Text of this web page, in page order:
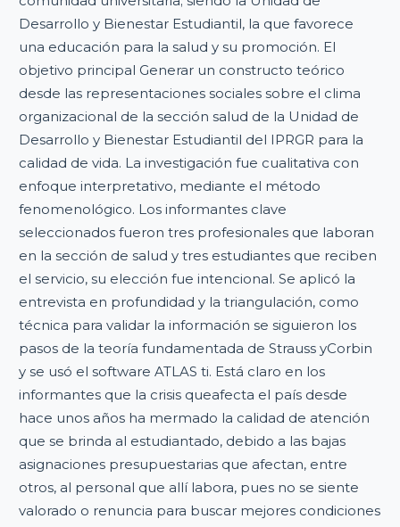
Desarrollo y Bienestar Estudiantil, la que favorece
una educación para la salud y su promoción. El
objetivo principal Generar un constructo teórico
desde las representaciones sociales sobre el clima
organizacional de la sección salud de la Unidad de
Desarrollo y Bienestar Estudiantil del IPRGR para la
calidad de vida. La investigación fue cualitativa con
enfoque interpretativo, mediante el método
fenomenológico. Los informantes clave
seleccionados fueron tres profesionales que laboran
en la sección de salud y tres estudiantes que reciben
el servicio, su elección fue intencional. Se aplicó la
entrevista en profundidad y la triangulación, como
técnica para validar la información se siguieron los
pasos de la teoría fundamentada de Strauss yCorbin
y se usó el software ATLAS ti. Está claro en los
informantes que la crisis queafecta el país desde
hace unos años ha mermado la calidad de atención
que se brinda al estudiantado, debido a las bajas
asignaciones presupuestarias que afectan, entre
otros, al personal que allí labora, pues no se siente
valorado o renuncia para buscar mejores condiciones